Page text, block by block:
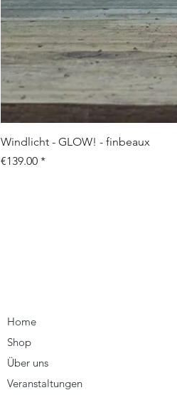
Windlicht - GLOW! - finbeaux
Price
€139.00
Home
Shop
Über uns
Veranstaltungen